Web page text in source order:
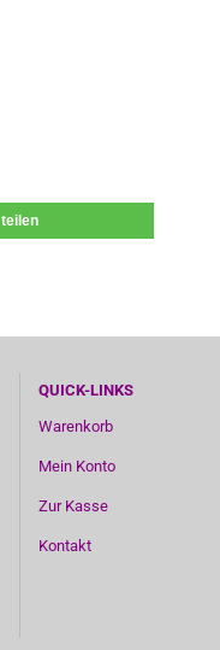
teilen
QUICK-LINKS
Warenkorb
Mein Konto
Zur Kasse
Kontakt